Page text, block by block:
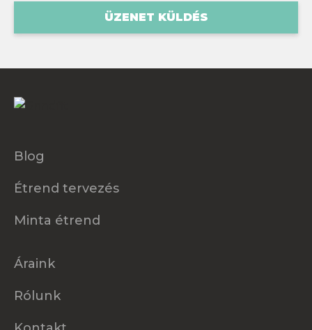
ÜZENET KÜLDÉS
Blog
Étrend tervezés
Minta étrend
Áraink
Rólunk